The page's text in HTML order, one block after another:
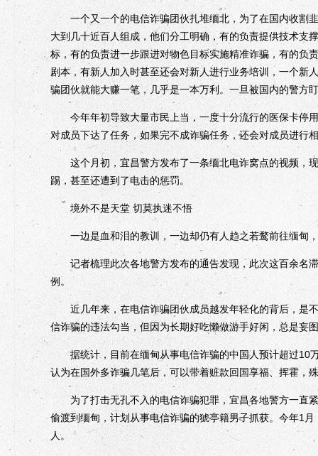
一个又一个的电信诈骗团伙扎堆缅北，为了在国内收割韭
大到几十近百人组成，他们分工明确，有的负责提供技术支
标，有的负责进一步跟进对物色目标实施精准诈骗，有的
剧本，有新人加入时甚至还会对新人进行业务培训，一个新
骗团伙就能大赚一笔，几乎是一本万利。一旦被国内的警方
今年年初导致大量市民上当，一度十分流行的医保卡停用
对成员下达了任务，如果完不成诈骗任务，还会对成员进行
这个月初，宜昌警方发布了一条缅北电诈窝点的视频，现
踢，甚至还遭到了电击的惩罚。
境外不是天堂 切莫执迷不悟
一边是血和泪的教训，一边却仍有人趋之若鹜前往缅甸
记者梳理此次各地警方发布的通告发现，此次这百余名
例。
近几年来，在电信诈骗团伙成员越发年轻化的背后，是
信诈骗的违法勾当，但因为长期好吃懒做游手好闲，总是妄
据统计，目前在缅甸从事电信诈骗的中国人预计超过10
认为在国外多诈骗几笔后，可以带着赃款回国享福、挥霍，
为了打击无孔不入的电信诈骗犯罪，宜昌各地警方一直紧
偷渡到缅甸，计划从事电信诈骗的猇亭籍男子抓获。今年1
人。